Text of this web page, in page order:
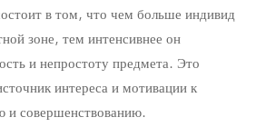
в том, что чем больше индивид
зоне, тем интенсивнее он
и непростоту предмета. Это
интереса и мотивации к
и совершенствованию.